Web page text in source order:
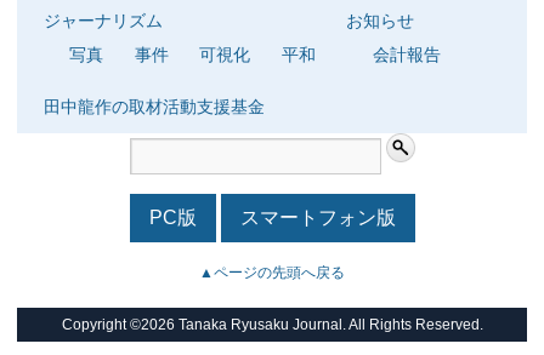
ジャーナリズム
写真
事件 可視化 平和
お知らせ
会計報告
田中龍作の取材活動支援基金
PC版 スマートフォン版
▲ページの先頭へ戻る
Copyright ©2026 Tanaka Ryusaku Journal. All Rights Reserved.